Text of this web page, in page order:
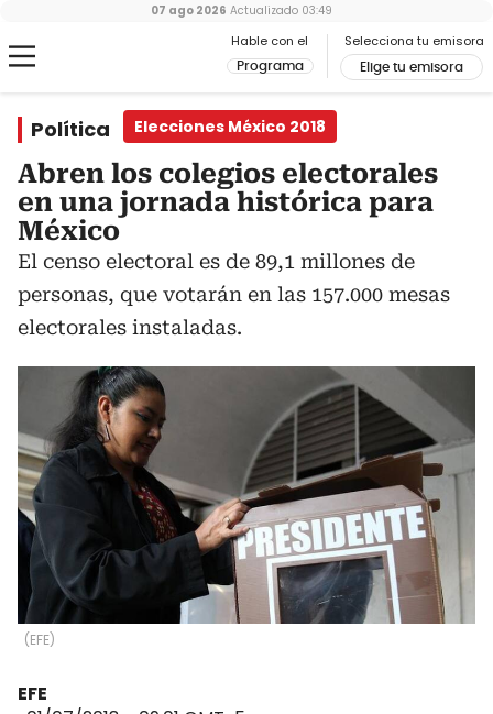
Hable con el
Programa
Selecciona tu emisora
Elige tu emisora
07 ago 2026 Actualizado 03:49
Política Elecciones México 2018
Abren los colegios electorales
en una jornada histórica para
México
El censo electoral es de 89,1 millones de
personas, que votarán en las 157.000 mesas
electorales instaladas.
(EFE)
EFE